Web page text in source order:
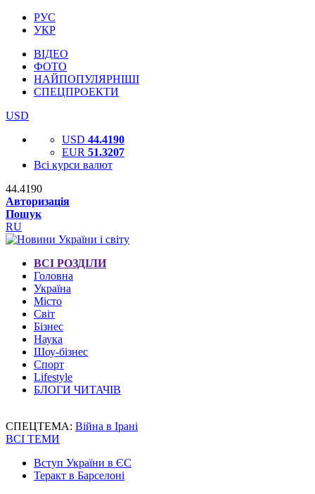
РУС
УКР
ВІДЕО
ФОТО
НАЙПОПУЛЯРНІШІ
СПЕЦПРОЕКТИ
USD
USD 44.4190
EUR 51.3207
Всі курси валют
44.4190
Авторизація
Пошук
RU
ВСІ РОЗДІЛИ
Головна
Україна
Місто
Світ
Бізнес
Наука
Шоу-бізнес
Спорт
Lifestyle
БЛОГИ ЧИТАЧІВ
СПЕЦТЕМА: Війна в Ірані
ВСІ ТЕМИ
Вступ України в ЄС
Теракт в Барселоні